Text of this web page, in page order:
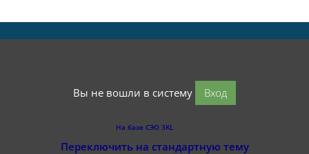
Вы не вошли в систему Вход
На базе СЭО 3KL
Переключить на стандартную тему